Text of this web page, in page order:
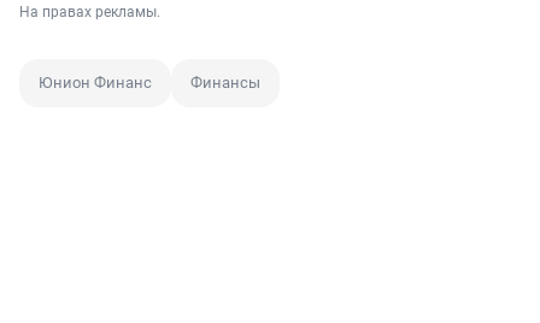
На правах рекламы.
Юнион Финанс Финансы